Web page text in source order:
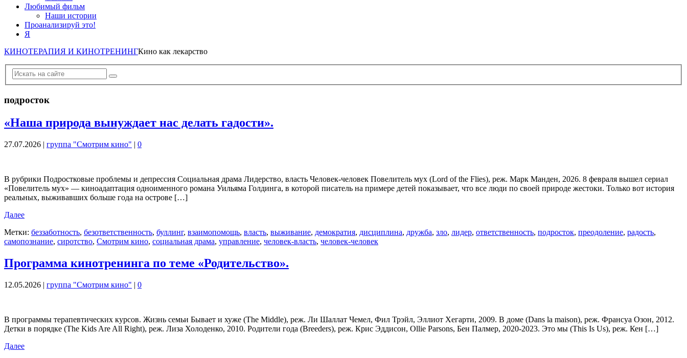
Любимый фильм
Наши истории
Проанализируй это!
Я
КИНОТЕРАПИЯ И КИНОТРЕНИНГКино как лекарство
подросток
«Наша природа вынуждает нас делать гадости».
27.07.2026 | группа "Смотрим кино" | 0
В рубрики Подростковые проблемы и депрессия Социальная драма Лидерство, власть Человек-человек Повелитель мух (Lord of the Flies), реж. Марк Манден, 2026. 8 февраля вышел сериал
«Повелитель мух» — киноадаптация одноименного романа Уильяма Голдинга, в которой писатель на примере детей показывает, что все люди по своей природе жестоки. Только вот история
реальных, выживавших больше года на острове […]
Далее
Метки: беззаботность, безответственность, буллинг, взаимопомощь, власть, выживание, демократия, дисциплина, дружба, зло, лидер, ответственность, подросток, преодоление, радость,
самопознание, сиротство, Смотрим кино, социальная драма, управление, человек-власть, человек-человек
Программа кинотренинга по теме «Родительство».
12.05.2026 | группа "Смотрим кино" | 0
В программы терапевтических курсов. Жизнь семьи Бывает и хуже (The Middle), реж. Ли Шаллат Чемел, Фил Трэйл, Эллиот Хегарти, 2009. В доме (Dans la maison), реж. Франсуа Озон, 2012.
Детки в порядке (The Kids Are All Right), реж. Лиза Холоденко, 2010. Родители года (Breeders), реж. Крис Эддисон, Ollie Parsons, Бен Палмер, 2020-2023. Это мы (This Is Us), реж. Кен […]
Далее